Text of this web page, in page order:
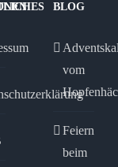
BLOG
vom
Feiern
beim